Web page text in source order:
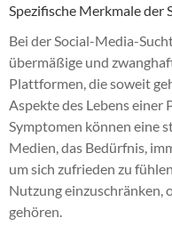
Spezifische Merkmale der
Bei der Social-Media-
übermäßige und
Plattformen, die soweit
Aspekte des Lebens einer
Symptomen können eine
Medien, das Bedürfnis,
um sich zufrieden zu
Nutzung einzuschränken,
gehören.